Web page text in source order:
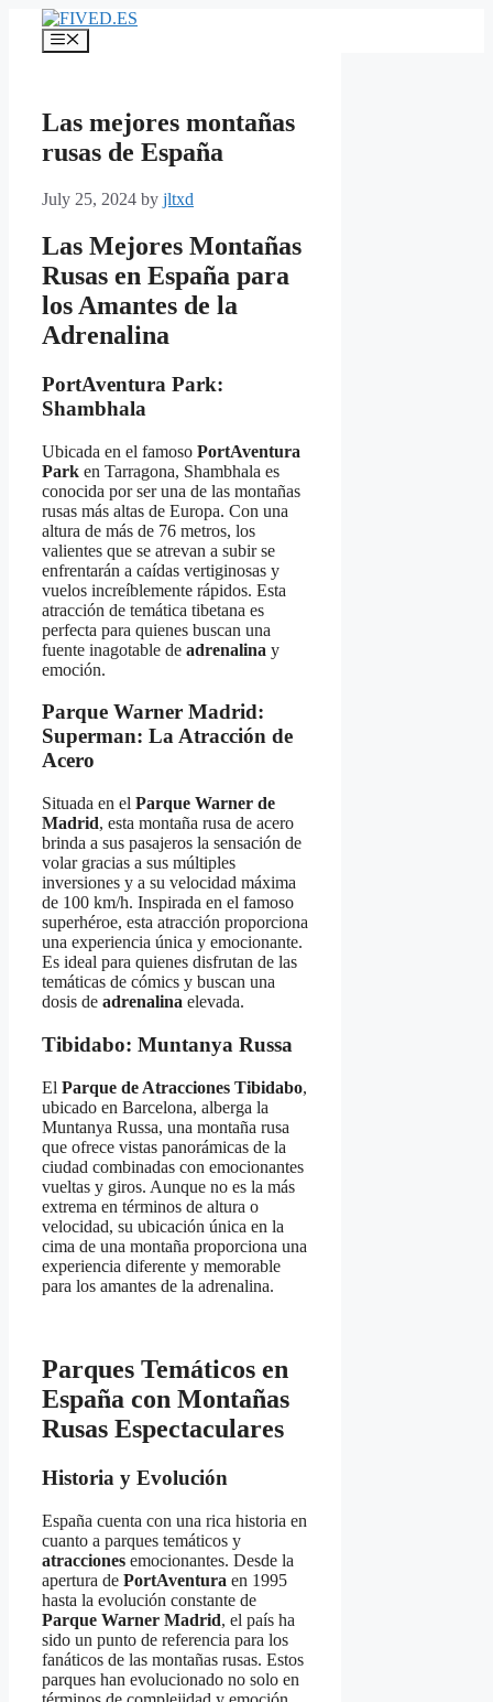
content
Menu
Las mejores montañas
rusas de España
July 25, 2024 by jltxd
Las Mejores Montañas
Rusas en España para
los Amantes de la
Adrenalina
PortAventura Park:
Shambhala
Ubicada en el famoso PortAventura
Park en Tarragona, Shambhala es
conocida por ser una de las montañas
rusas más altas de Europa. Con una
altura de más de 76 metros, los
valientes que se atrevan a subir se
enfrentarán a caídas vertiginosas y
vuelos increíblemente rápidos. Esta
atracción de temática tibetana es
perfecta para quienes buscan una
fuente inagotable de adrenalina y
emoción.
Parque Warner Madrid:
Superman: La Atracción de
Acero
Situada en el Parque Warner de
Madrid, esta montaña rusa de acero
brinda a sus pasajeros la sensación de
volar gracias a sus múltiples
inversiones y a su velocidad máxima
de 100 km/h. Inspirada en el famoso
superhéroe, esta atracción proporciona
una experiencia única y emocionante.
Es ideal para quienes disfrutan de las
temáticas de cómics y buscan una
dosis de adrenalina elevada.
Tibidabo: Muntanya Russa
El Parque de Atracciones Tibidabo,
ubicado en Barcelona, alberga la
Muntanya Russa, una montaña rusa
que ofrece vistas panorámicas de la
ciudad combinadas con emocionantes
vueltas y giros. Aunque no es la más
extrema en términos de altura o
velocidad, su ubicación única en la
cima de una montaña proporciona una
experiencia diferente y memorable
para los amantes de la adrenalina.
Parques Temáticos en
España con Montañas
Rusas Espectaculares
Historia y Evolución
España cuenta con una rica historia en
cuanto a parques temáticos y
atracciones emocionantes. Desde la
apertura de PortAventura en 1995
hasta la evolución constante de
Parque Warner Madrid, el país ha
sido un punto de referencia para los
fanáticos de las montañas rusas. Estos
parques han evolucionado no solo en